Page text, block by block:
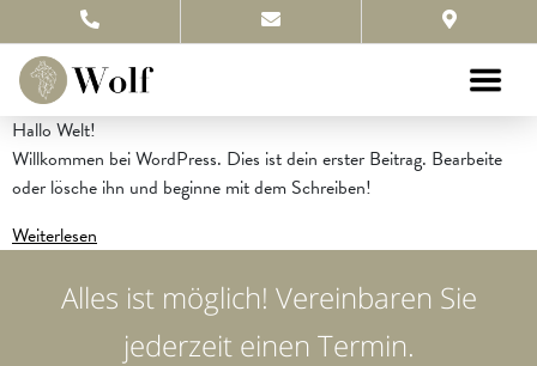
Hallo Welt!
Willkommen bei WordPress. Dies ist dein erster Beitrag. Bearbeite
oder lösche ihn und beginne mit dem Schreiben!
Weiterlesen
Alles ist möglich! Vereinbaren Sie
jederzeit einen Termin.